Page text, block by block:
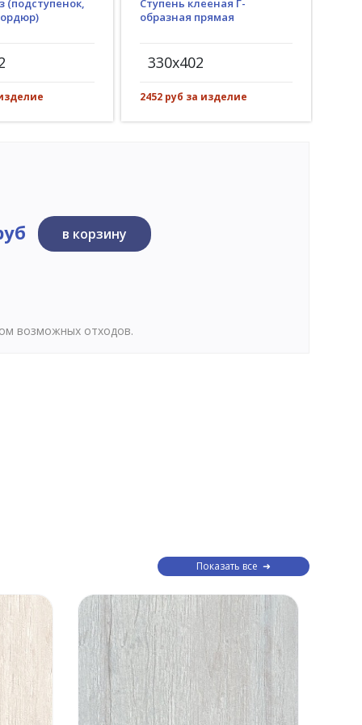
(подступенок,
Ступень клееная Г-
образная прямая
330x402
2452 руб за изделие
в корзину
возможных отходов.
Показать все